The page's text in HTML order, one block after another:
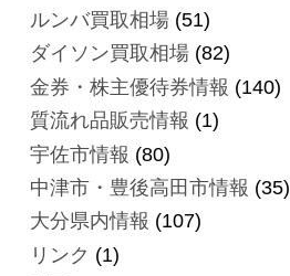
ルンバ買取相場(51)
ダイソン買取相場(82)
金券・株主優待券情報 (140)
質流れ品販売情報 (1)
宇佐市情報 (80)
中津市・豊後高田市情報 (35)
大分県内情報 (107)
リンク (1)